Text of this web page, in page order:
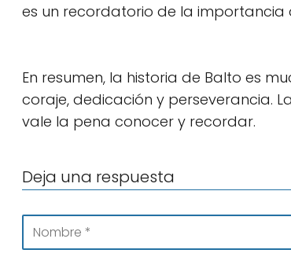
es un recordatorio de la
En resumen, la historia de Balto es
coraje, dedicación y perseverancia.
vale la pena conocer y recordar.
Deja una respuesta